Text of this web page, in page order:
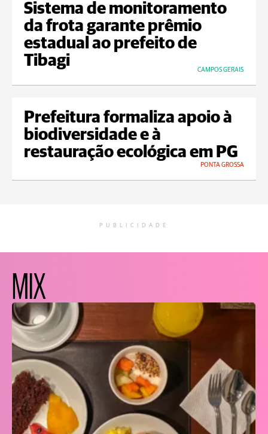
Sistema de monitoramento
da frota garante prêmio
estadual ao prefeito de
Tibagi
CAMPOS GERAIS
Prefeitura formaliza apoio à
biodiversidade e à
restauração ecológica em PG
PONTA GROSSA
PUBLICIDADE
MIX